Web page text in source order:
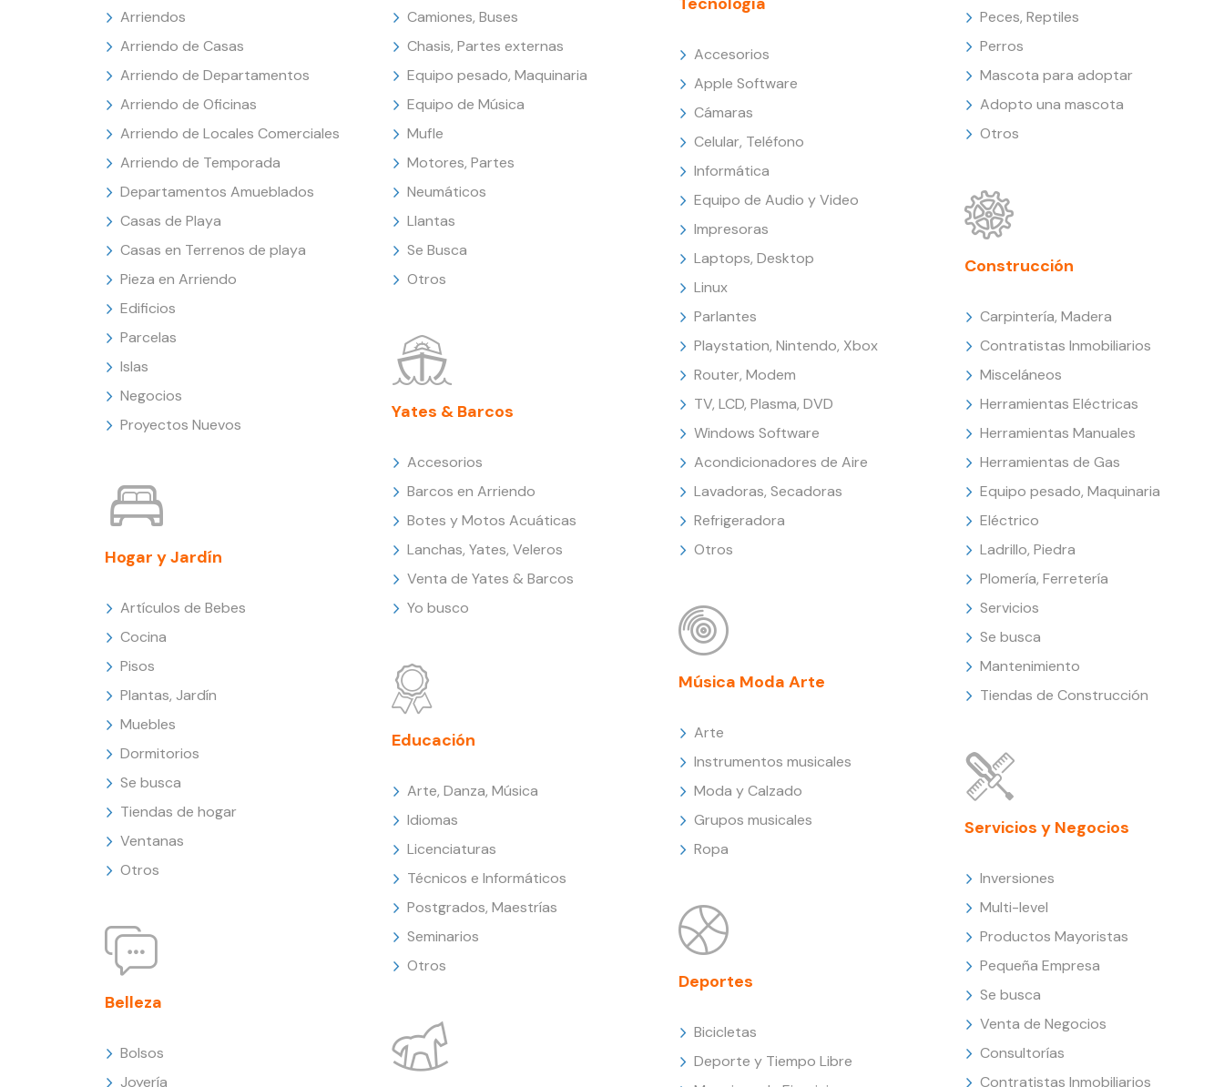
Arriendos
Arriendo de Casas
Arriendo de Departamentos
Arriendo de Oficinas
Arriendo de Locales Comerciales
Arriendo de Temporada
Departamentos Amueblados
Casas de Playa
Casas en Terrenos de playa
Pieza en Arriendo
Edificios
Parcelas
Islas
Negocios
Proyectos Nuevos
Hogar y Jardín
Artículos de Bebes
Cocina
Pisos
Plantas, Jardín
Muebles
Dormitorios
Se busca
Tiendas de hogar
Ventanas
Otros
Belleza
Bolsos
Joyería
Camiones, Buses
Chasis, Partes externas
Equipo pesado, Maquinaria
Equipo de Música
Mufle
Motores, Partes
Neumáticos
Llantas
Se Busca
Otros
Yates & Barcos
Accesorios
Barcos en Arriendo
Botes y Motos Acuáticas
Lanchas, Yates, Veleros
Venta de Yates & Barcos
Yo busco
Educación
Arte, Danza, Música
Idiomas
Licenciaturas
Técnicos e Informáticos
Postgrados, Maestrías
Seminarios
Otros
Accesorios
Apple Software
Cámaras
Celular, Teléfono
Informática
Equipo de Audio y Video
Impresoras
Laptops, Desktop
Linux
Parlantes
Playstation, Nintendo, Xbox
Router, Modem
TV, LCD, Plasma, DVD
Windows Software
Acondicionadores de Aire
Lavadoras, Secadoras
Refrigeradora
Otros
Música Moda Arte
Arte
Instrumentos musicales
Moda y Calzado
Grupos musicales
Ropa
Deportes
Bicicletas
Deporte y Tiempo Libre
Peces, Reptiles
Perros
Mascota para adoptar
Adopto una mascota
Otros
Construcción
Carpintería, Madera
Contratistas Inmobiliarios
Misceláneos
Herramientas Eléctricas
Herramientas Manuales
Herramientas de Gas
Equipo pesado, Maquinaria
Eléctrico
Ladrillo, Piedra
Plomería, Ferretería
Servicios
Se busca
Mantenimiento
Tiendas de Construcción
Servicios y Negocios
Inversiones
Multi-level
Productos Mayoristas
Pequeña Empresa
Se busca
Venta de Negocios
Consultorías
Contratistas Inmobiliarios